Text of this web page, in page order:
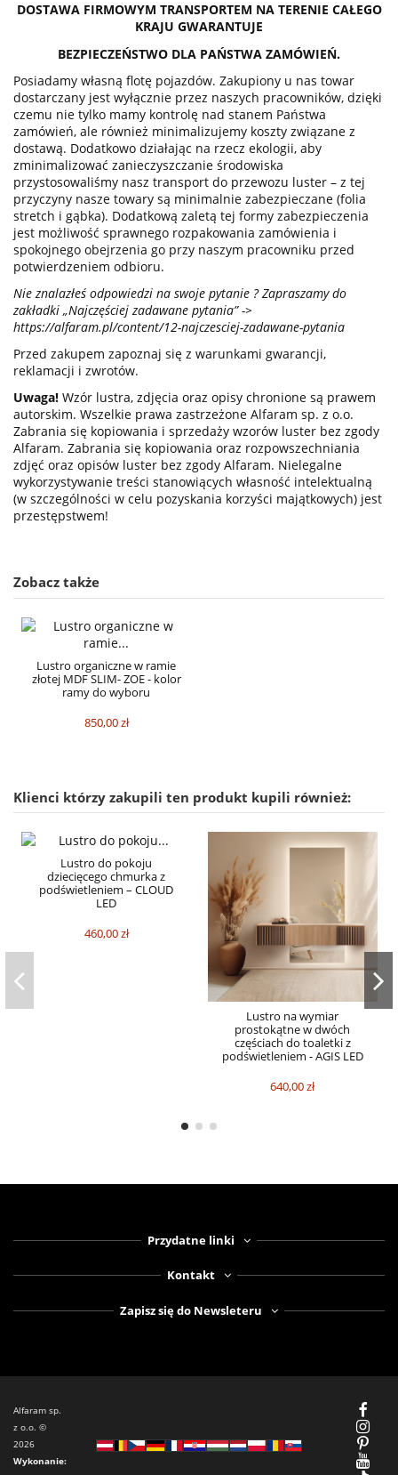
DOSTAWA FIRMOWYM TRANSPORTEM NA TERENIE CAŁEGO
KRAJU GWARANTUJE
BEZPIECZEŃSTWO DLA PAŃSTWA ZAMÓWIEŃ.
Posiadamy własną flotę pojazdów. Zakupiony u nas towar
dostarczany jest wyłącznie przez naszych pracowników, dzięki
czemu nie tylko mamy kontrolę nad stanem Państwa
zamówień, ale również minimalizujemy koszty związane z
dostawą. Dodatkowo działając na rzecz ekologii, aby
zminimalizować zanieczyszczanie środowiska
przystosowaliśmy nasz transport do przewozu luster – z tej
przyczyny nasze towary są minimalnie zabezpieczane (folia
stretch i gąbka). Dodatkową zaletą tej formy zabezpieczenia
jest możliwość sprawnego rozpakowania zamówienia i
spokojnego obejrzenia go przy naszym pracowniku przed
potwierdzeniem odbioru.
Nie znalazłeś odpowiedzi na swoje pytanie ? Zapraszamy do
zakładki „Najczęściej zadawane pytania” ->
https://alfaram.pl/content/12-najczesciej-zadawane-pytania
Przed zakupem zapoznaj się z warunkami gwarancji,
reklamacji i zwrotów.
Uwaga! Wzór lustra, zdjęcia oraz opisy chronione są prawem
autorskim. Wszelkie prawa zastrzeżone Alfaram sp. z o.o.
Zabrania się kopiowania i sprzedaży wzorów luster bez zgody
Alfaram. Zabrania się kopiowania oraz rozpowszechniania
zdjęć oraz opisów luster bez zgody Alfaram. Nielegalne
wykorzystywanie treści stanowiących własność intelektualną
(w szczególności w celu pozyskania korzyści majątkowych) jest
przestępstwem!
Zobacz także
Lustro organiczne w ramie
złotej MDF SLIM- ZOE - kolor
ramy do wyboru
850,00 zł
Klienci którzy zakupili ten produkt kupili również:
Lustro do pokoju
dziecięcego chmurka z
podświetleniem – CLOUD
LED
460,00 zł
Lustro na wymiar
prostokątne w dwóch
częściach do toaletki z
podświetleniem - AGIS LED
640,00 zł
Przydatne linki
Kontakt
Zapisz się do Newsleteru
Alfaram sp.
z o.o. ©
2026
Wykonanie: